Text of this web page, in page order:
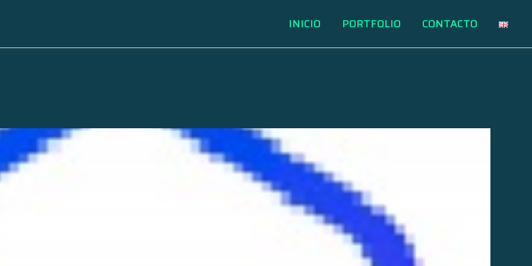
INICIO PORTFOLIO CONTACTO